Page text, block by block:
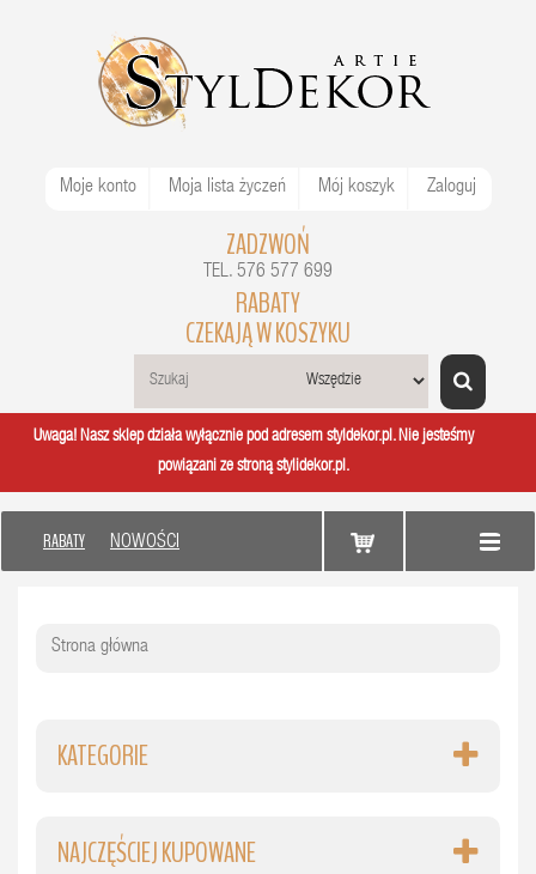
Moje konto Moja lista życzeń Mój koszyk Zaloguj
ZADZWOŃ
TEL. 576 577 699
RABATY
CZEKAJĄ W KOSZYKU
Uwaga! Nasz sklep działa wyłącznie pod adresem styldekor.pl. Nie jesteśmy
powiązani ze stroną stylidekor.pl.
RABATY NOWOŚCI
Strona główna
KATEGORIE
NAJCZĘŚCIEJ KUPOWANE